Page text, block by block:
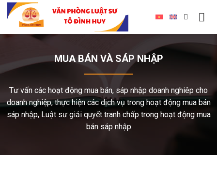
MUA BÁN VÀ SÁP NHẬP
Tư vấn các hoạt động mua bán, sáp nhập doanh nghiêp cho
doanh nghiệp, thực hiện các dịch vụ trong hoạt động mua bán
sáp nhập, Luật sư giải quyết tranh chấp trong hoạt động mua
bán sáp nhập